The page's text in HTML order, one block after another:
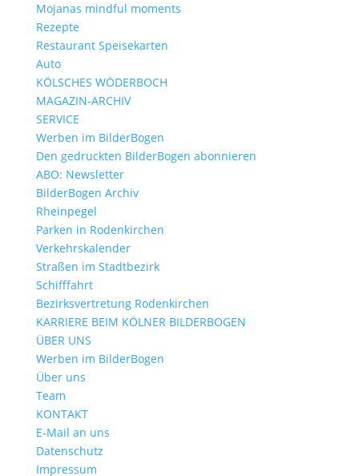
Mojanas mindful moments
Rezepte
Restaurant Speisekarten
Auto
KÖLSCHES WÖDERBOCH
MAGAZIN-ARCHIV
SERVICE
Werben im BilderBogen
Den gedruckten BilderBogen abonnieren
ABO: Newsletter
BilderBogen Archiv
Rheinpegel
Parken in Rodenkirchen
Verkehrskalender
Straßen im Stadtbezirk
Schifffahrt
Bezirksvertretung Rodenkirchen
KARRIERE BEIM KÖLNER BILDERBOGEN
ÜBER UNS
Werben im BilderBogen
Über uns
Team
KONTAKT
E-Mail an uns
Datenschutz
Impressum